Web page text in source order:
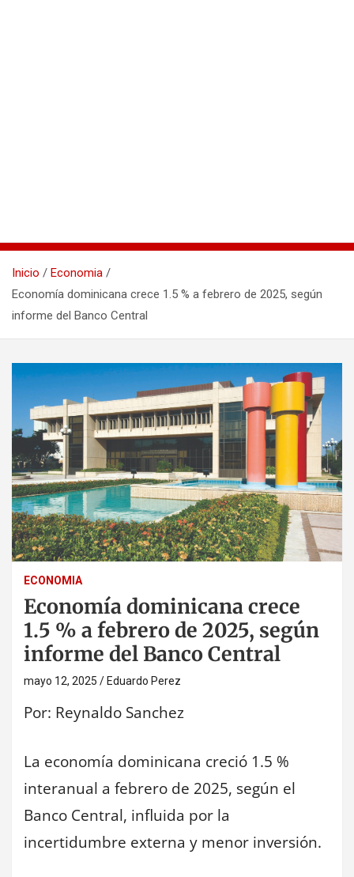
Inicio
Economia
Economía dominicana crece 1.5 % a febrero de 2025, según
informe del Banco Central
ECONOMIA
Economía dominicana crece
1.5 % a febrero de 2025, según
informe del Banco Central
mayo 12, 2025 Eduardo Perez
Por: Reynaldo Sanchez
La economía dominicana creció 1.5 %
interanual a febrero de 2025, según el
Banco Central, influida por la
incertidumbre externa y menor inversión.